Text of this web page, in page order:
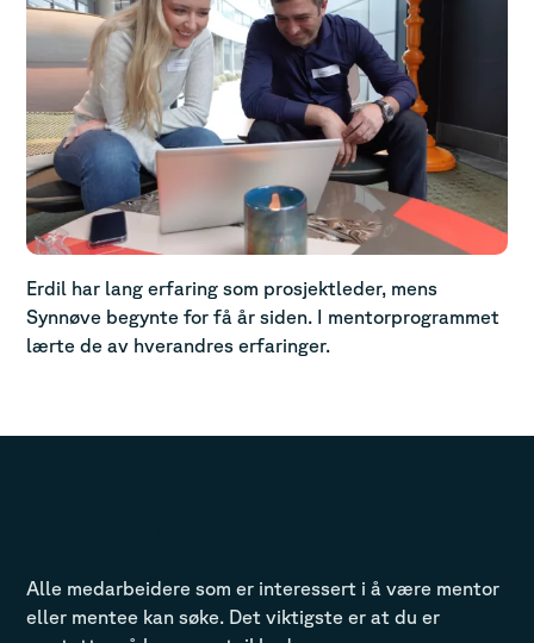
Erdil har lang erfaring som prosjektleder, mens
Synnøve begynte for få år siden. I mentorprogrammet
lærte de av hverandres erfaringer.
Alle medarbeidere som er interessert i å være mentor
eller mentee kan søke. Det viktigste er at du er